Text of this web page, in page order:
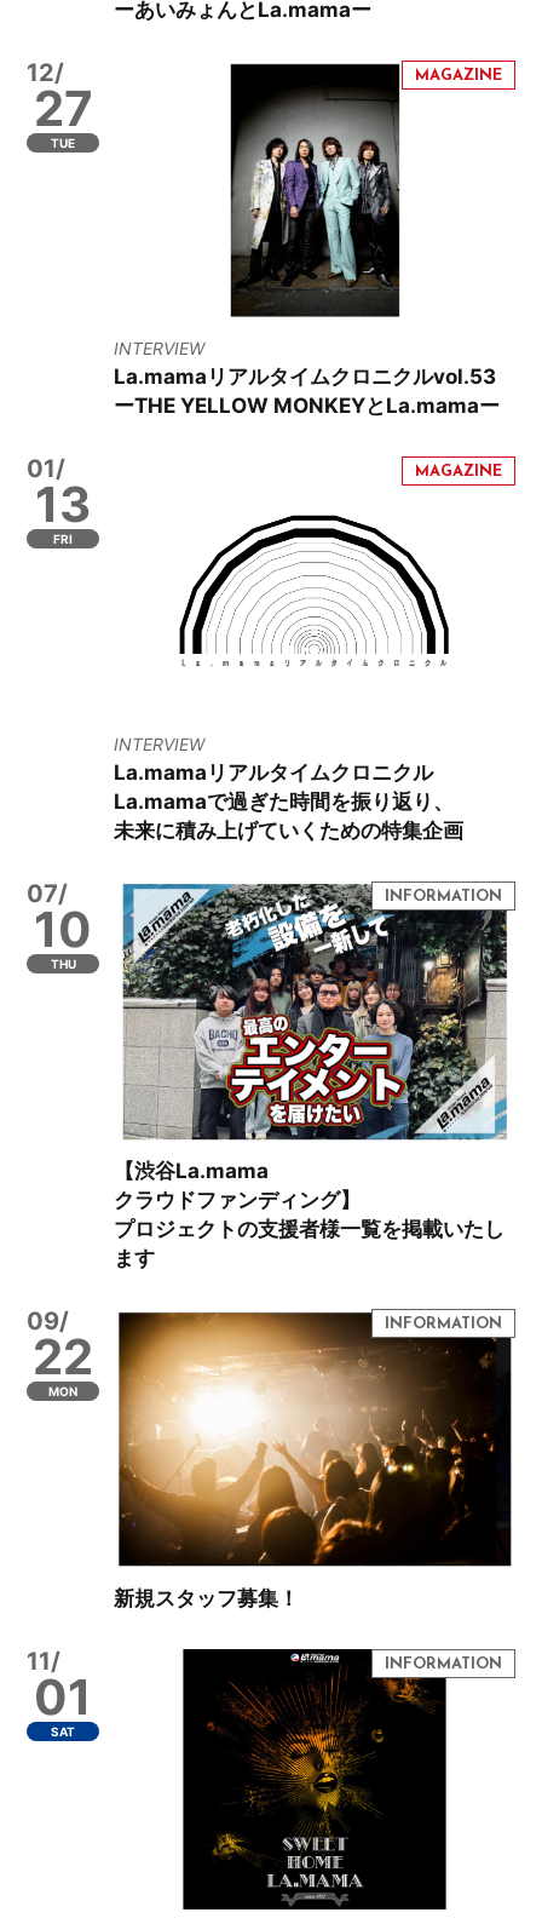
ーあいみょんとLa.mamaー
12/
27
TUE
INTERVIEW
La.mamaリアルタイムクロニクルvol.53
ーTHE YELLOW MONKEYとLa.mamaー
01/
13
FRI
INTERVIEW
La.mamaリアルタイムクロニクル
La.mamaで過ぎた時間を振り返り、
未来に積み上げていくための特集企画
07/
10
THU
【渋谷La.mama
クラウドファンディング】
プロジェクトの支援者様一覧を掲載いたし
ます
09/
22
MON
新規スタッフ募集！
11/
01
SAT